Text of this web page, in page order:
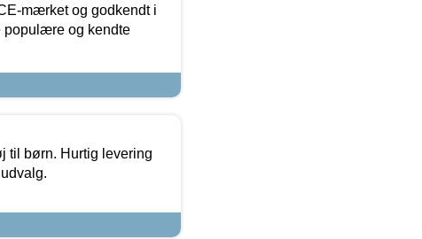
mærket og godkendt i
populære og kendte
til børn. Hurtig levering